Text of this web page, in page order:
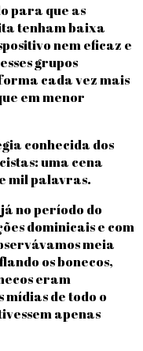
para que as
tenham baixa
nem eficaz e
grupos
cada vez mais
em menor
conhecida dos
uma cena
mil palavras.
no período do
dominicais e com
meia
os bonecos,
eram
de todo o
apenas